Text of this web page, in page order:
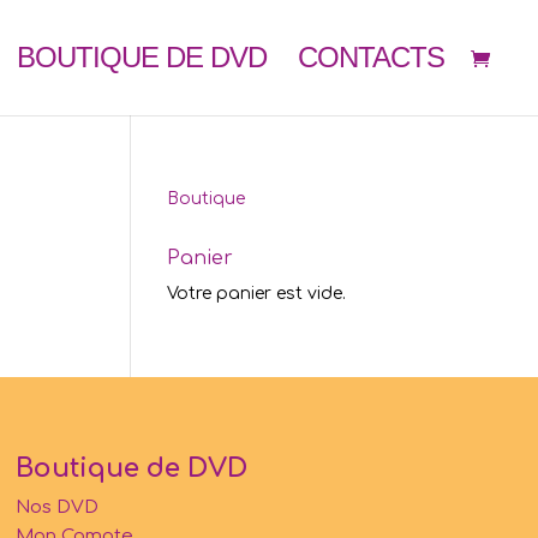
BOUTIQUE DE DVD CONTACTS
Boutique
Panier
Votre panier est vide.
Boutique de DVD
Nos DVD